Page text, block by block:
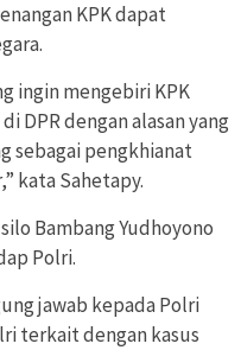
KPK dapat
ingin mengebiri KPK
DPR dengan alasan yang
sebagai pengkhianat
kata Sahetapy.
Bambang Yudhoyono
Polri.
jawab kepada Polri
terkait dengan kasus